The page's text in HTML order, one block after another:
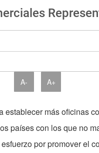
A- A+
establecer más oficinas
países con los que no
por promover el